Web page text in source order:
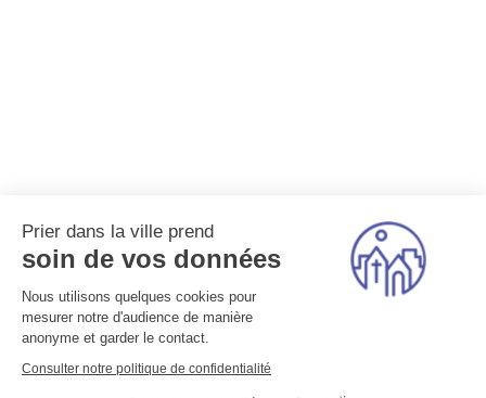
Prier dans la ville prend
soin de vos données
Nous utilisons quelques cookies pour
mesurer notre d'audience de manière
anonyme et garder le contact.
Consulter notre politique de confidentialité